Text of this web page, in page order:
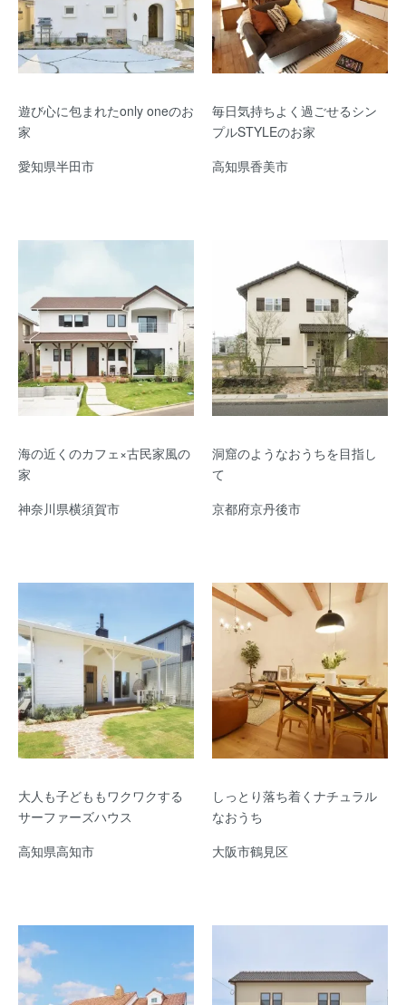
遊び心に包まれたonly oneのお
家
愛知県半田市
毎日気持ちよく過ごせるシン
プルSTYLEのお家
高知県香美市
海の近くのカフェ×古民家風の
家
神奈川県横須賀市
洞窟のようなおうちを目指し
て
京都府京丹後市
大人も子どももワクワクする
サーファーズハウス
高知県高知市
しっとり落ち着くナチュラル
なおうち
大阪市鶴見区